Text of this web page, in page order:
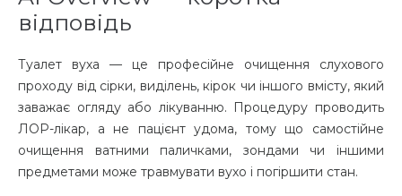
відповідь
Туалет вуха — це професійне очищення слухового
проходу від сірки, виділень, кірок чи іншого вмісту, який
заважає огляду або лікуванню. Процедуру проводить
ЛОР-лікар, а не пацієнт удома, тому що самостійне
очищення ватними паличками, зондами чи іншими
предметами може травмувати вухо і погіршити стан.